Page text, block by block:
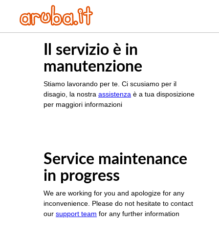
Il servizio è in
manutenzione
Stiamo lavorando per te. Ci scusiamo per il
disagio, la nostra assistenza è a tua disposizione
per maggiori informazioni
Service maintenance
in progress
We are working for you and apologize for any
inconvenience. Please do not hesitate to contact
our support team for any further information